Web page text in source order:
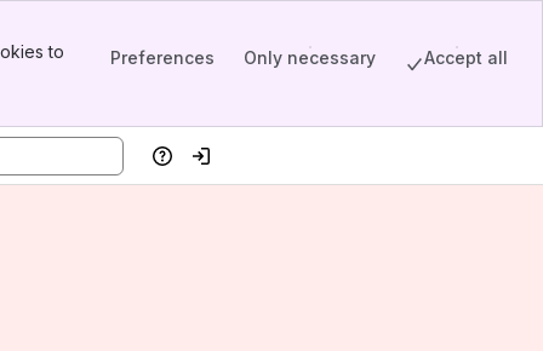
to
Preferences Only necessary Accept all
HelpLog in